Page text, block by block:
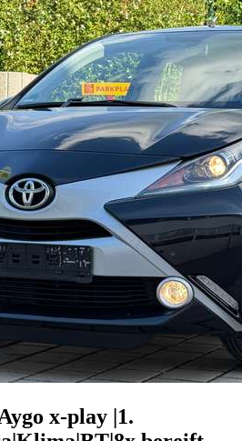
x-play |1.